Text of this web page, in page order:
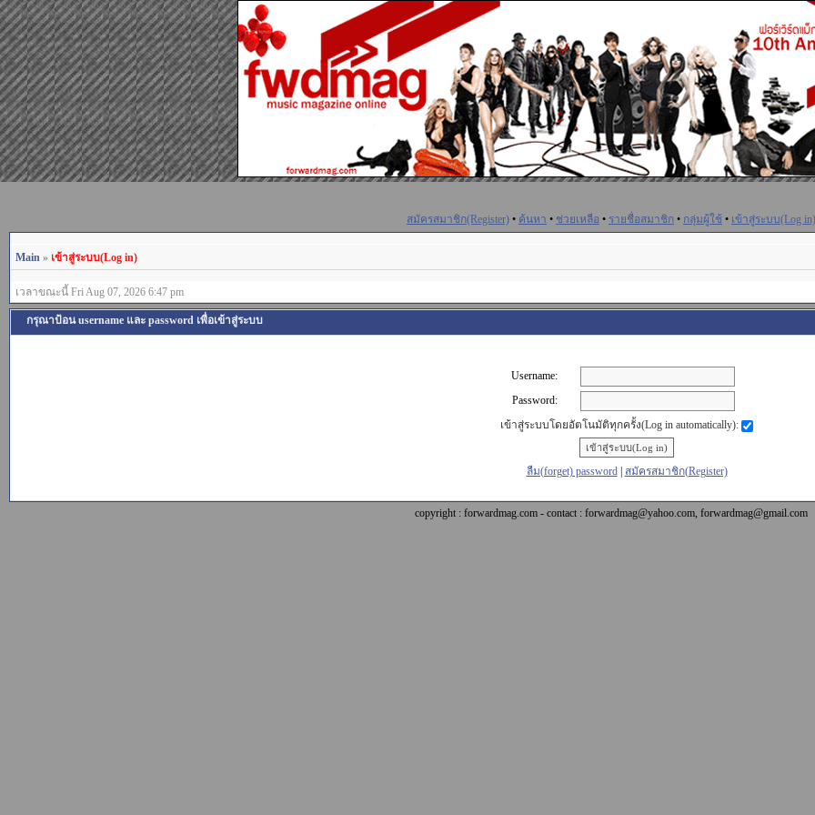
สมัครสมาชิก(Register) • ค้นหา • ช่วยเหลือ • รายชื่อสมาชิก • กลุ่มผู้ใช้ • เข้าสู่ระบบ(Log in)
Main » เข้าสู่ระบบ(Log in)
เวลาขณะนี้ Fri Aug 07, 2026 6:47 pm
กรุณาป้อน username และ password เพื่อเข้าสู่ระบบ
Username:
Password:
เข้าสู่ระบบโดยอัตโนมัติทุกครั้ง(Log in automatically):
ลืม(forget) password| สมัครสมาชิก(Register)
copyright : forwardmag.com - contact : forwardmag@yahoo.com, forwardmag@gmail.com